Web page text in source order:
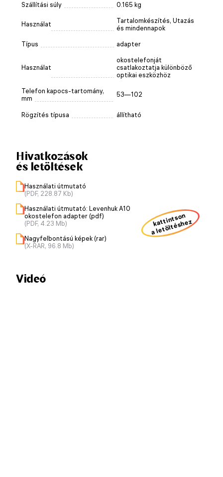
Szállítási súly 0.165 kg
Használat
Tartalomkészítés, Utazás
és mindennapok
Típus adapter
Használat
okostelefonját
csatlakoztatja különböző
optikai eszközhöz
Telefon kapocs-tartomány,
mm
53—102
Rögzítés típusa állítható
Hivatkozások
és letöltések
Használati útmutató
(PDF, 228.87 Kb)
Használati útmutató: Levenhuk A10
okostelefon adapter (pdf)
(PDF, 4.23 Mb)
Nagyfelbontású képek (rar)
(X-RAR, 96.8 Mb)
kattintson
a letöltéshez
Videó